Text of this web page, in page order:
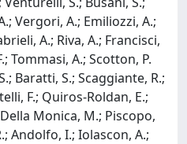
Vergori, A.; Emiliozzi, A.;
A.; Riva, A.; Francisci,
Tommasi, A.; Scotton, P.
Baratti, S.; Scaggiante, R.;
F.; Quiros-Roldan, E.;
Monica, M.; Piscopo,
Andolfo, I.; Iolascon, A.;